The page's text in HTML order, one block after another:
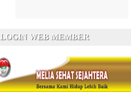
LOGIN WEB MEMBER